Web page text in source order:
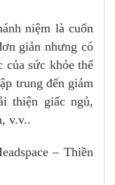
niệm là cuốn
giản nhưng có
sức khỏe thể
trung đến giảm
thiện giấc ngủ,
v.v..
– Thiền